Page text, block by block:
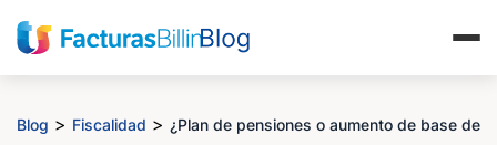
Blog > Fiscalidad > ¿Plan de pensiones o aumento de base de